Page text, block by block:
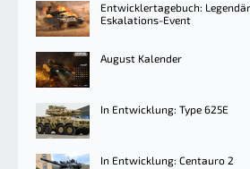
Entwicklertagebuch:
Eskalations-Event
August Kalender
In Entwicklung: Type 625E
In Entwicklung: Centauro 2